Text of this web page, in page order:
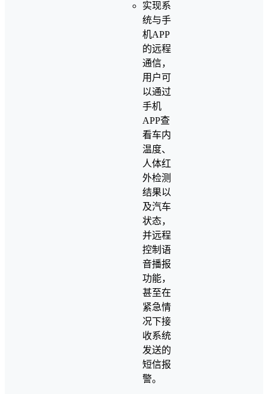
实现系
统与手
机APP
的远程
通信，
用户可
以通过
手机
APP查
看车内
温度、
人体红
外检测
结果以
及汽车
状态，
并远程
控制语
音播报
功能，
甚至在
紧急情
况下接
收系统
发送的
短信报
警。